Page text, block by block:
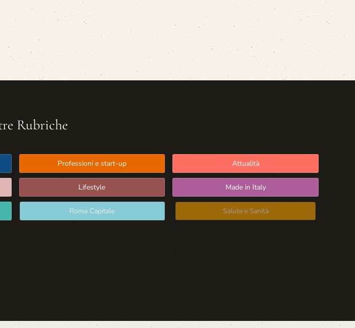
Rubriche
Professioni e start-up Attualità
Lifestyle Made in Italy
Roma Capitale Salute e Sanità